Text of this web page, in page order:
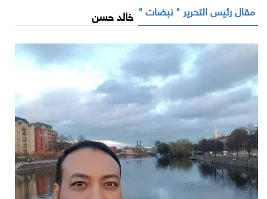
مقال رئيس التحرير " نبضات " خالد حسن